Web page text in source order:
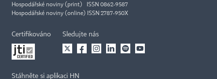
Hospodářské noviny (print) ISSN 0862-9587
Hospodářské noviny (online) ISSN 2787-950X
Certifikováno Sledujte nás
Stáhněte si aplikaci HN